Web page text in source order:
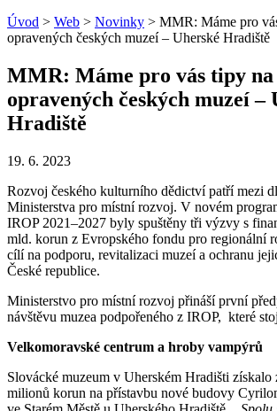
Úvod > Web > Novinky > MMR: Máme pro
opravených českých muzeí – Uherské Hradiště
MMR: Máme pro vás tipy na
opravených českých muzeí –
Hradiště
19. 6. 2023
Rozvoj českého kulturního dědictví patří mezi
Ministerstva pro místní rozvoj. V novém
IROP 2021–2027 byly spuštěny tři výzvy s
mld. korun z Evropského fondu pro regionální
cílí na podporu, revitalizaci muzeí a ochranu
České republice.
Ministerstvo pro místní rozvoj přináší první
návštěvu muzea podpořeného z IROP, které
Velkomoravské centrum a hroby vampýrů
Slovácké muzeum v Uherském Hradišti získalo
milionů korun na přístavbu nové budovy